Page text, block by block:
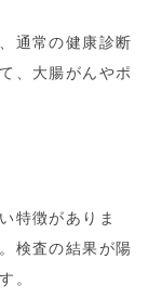
通常の健康診断
、大腸がんやポ
特徴がありま
検査の結果が陽
。